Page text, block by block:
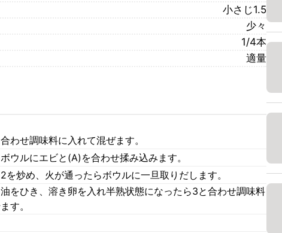
小さじ1.5
少々
1/4本
適量
わせ調味料に入れて混ぜます。
ウルにエビと(A)を合わせ揉み込みます。
炒め、火が通ったらボウルに一旦取りだします。
をひき、溶き卵を入れ半熟状態になったら3と合わせ調味料
す。